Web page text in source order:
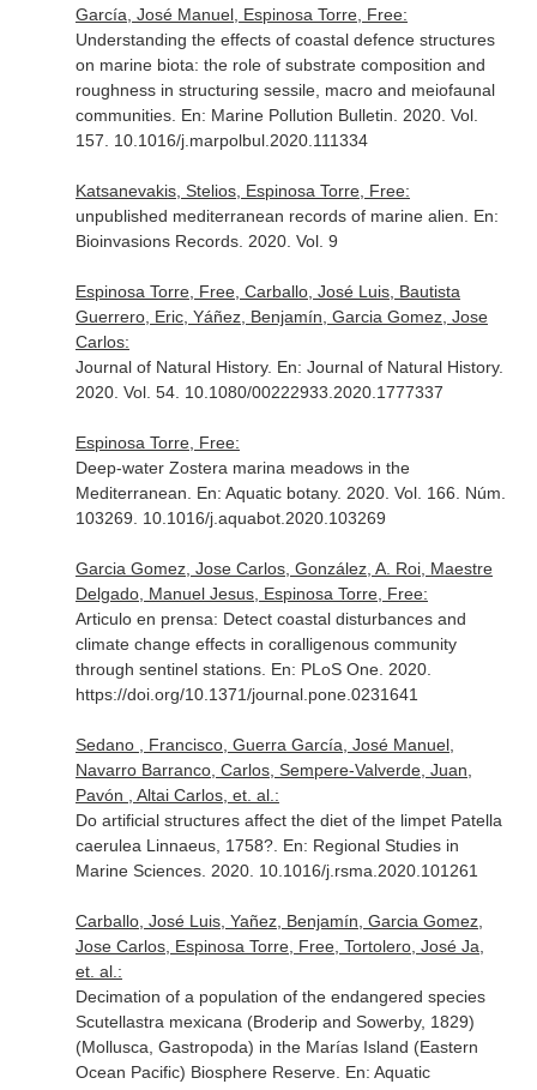
García, José Manuel, Espinosa Torre, Free:
Understanding the effects of coastal defence structures
on marine biota: the role of substrate composition and
roughness in structuring sessile, macro and meiofaunal
communities. En: Marine Pollution Bulletin . 2020. Vol.
157. 10.1016/j.marpolbul.2020.111334
Katsanevakis, Stelios, Espinosa Torre, Free:
unpublished mediterranean records of marine alien. En:
Bioinvasions Records. 2020. Vol. 9
Espinosa Torre, Free, Carballo, José Luis, Bautista
Guerrero, Eric, Yáñez, Benjamín, Garcia Gomez, Jose
Carlos:
Journal of Natural History. En: Journal of Natural History.
2020. Vol. 54. 10.1080/00222933.2020.1777337
Espinosa Torre, Free:
Deep-water Zostera marina meadows in the
Mediterranean. En: Aquatic botany. 2020. Vol. 166. Núm.
103269. 10.1016/j.aquabot.2020.103269
Garcia Gomez, Jose Carlos, González, A. Roi, Maestre
Delgado, Manuel Jesus, Espinosa Torre, Free:
Articulo en prensa: Detect coastal disturbances and
climate change effects in coralligenous community
through sentinel stations. En: PLoS One. 2020.
https://doi.org/10.1371/journal.pone.0231641
Sedano , Francisco, Guerra García, José Manuel,
Navarro Barranco, Carlos, Sempere-Valverde, Juan,
Pavón , Altai Carlos, et. al.:
Do artificial structures affect the diet of the limpet Patella
caerulea Linnaeus, 1758?. En: Regional Studies in
Marine Sciences. 2020. 10.1016/j.rsma.2020.101261
Carballo, José Luis, Yañez, Benjamín, Garcia Gomez,
Jose Carlos, Espinosa Torre, Free, Tortolero, José Ja,
et. al.:
Decimation of a population of the endangered species
Scutellastra mexicana (Broderip and Sowerby, 1829)
(Mollusca, Gastropoda) in the Marías Island (Eastern
Ocean Pacific) Biosphere Reserve. En: Aquatic